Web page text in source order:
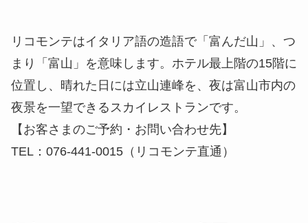
リコモンテはイタリア語の造語で「富んだ山」、つ
まり「富山」を意味します。ホテル最上階の15階に
位置し、晴れた日には立山連峰を、夜は富山市内の
夜景を一望できるスカイレストランです。
【お客さまのご予約・お問い合わせ先】
TEL：076-441-0015（リコモンテ直通）